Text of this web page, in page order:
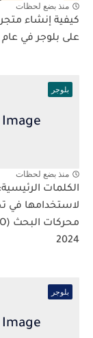
منذ بضع لحظات
كيفية إنشاء متجر
على بلوجر في عام 2024
بلوجر
منذ بضع لحظات
الكلمات
لاستخدامها في
2024
بلوجر